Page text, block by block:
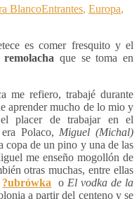
BlancoEntrantes, Europa,
es comer fresquito y el
que se toma en
me refiero, trabajé durante
aprender mucho de lo mio y
placer de trabajar en el
Polaco, Miguel (Michal)
copa de un pino y una de las
me enseño mogollón de
otras muchas, entre ellas
?ubrówka o El vodka de la
a partir del centeno y se